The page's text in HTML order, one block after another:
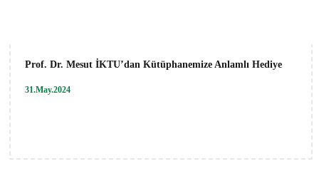
Prof. Dr. Mesut İKTU’dan Kütüphanemize Anlamlı Hediye
31.May.2024